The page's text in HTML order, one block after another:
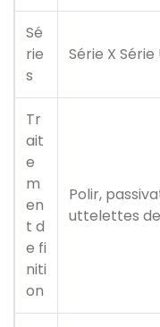
Sé
rie
s
Série X Série
Tr
ait
e
m
en
t d
e fi
niti
on
Polir,
uttelettes